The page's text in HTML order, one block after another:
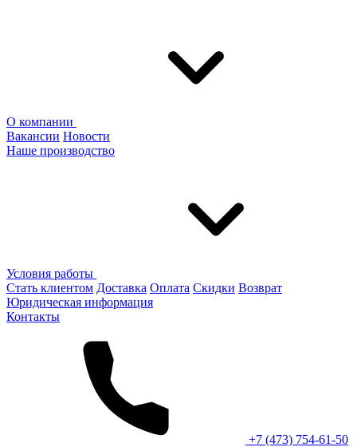
О компании
Вакансии Новости
Наше производство
Условия работы
Стать клиентом Доставка Оплата Скидки Возврат
Юридическая информация
Контакты
+7 (473) 754-61-50